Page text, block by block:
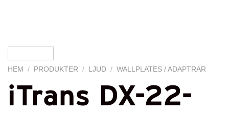
HEM / PRODUKTER / LJUD / WALLPLATES / ADAPTRAR
iTrans DX-22-